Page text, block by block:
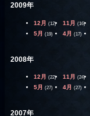
2009年
12月 (12) 11月 (16)
5月 (19) 4月 (17)
2008年
12月 (22) 11月 (24)
5月 (27) 4月 (27)
2007年